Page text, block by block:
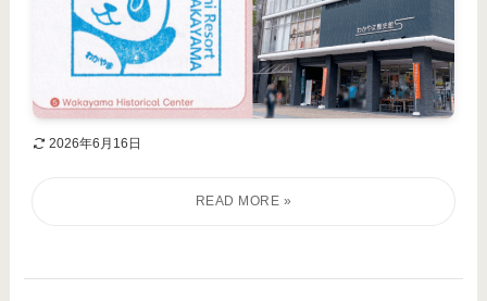
2026年6月16日